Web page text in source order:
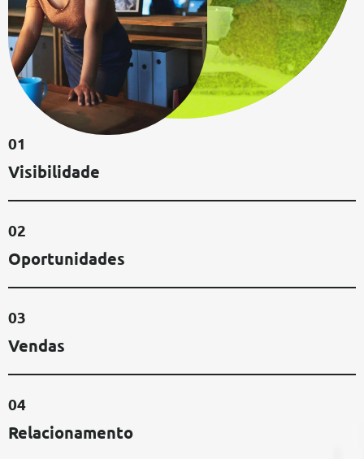
01
Visibilidade
02
Oportunidades
03
Vendas
04
Relacionamento